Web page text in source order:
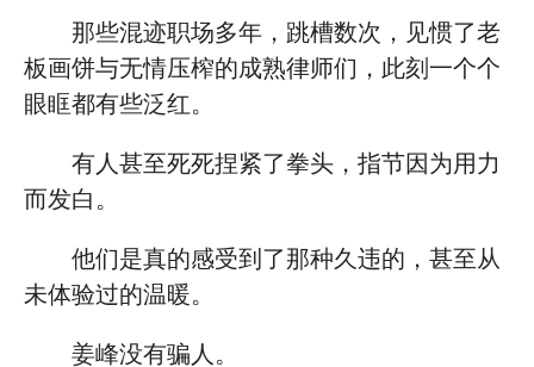
那些混迹职场多年，跳槽数次，见惯了老
板画饼与无情压榨的成熟律师们，此刻一个个
眼眶都有些泛红。
有人甚至死死捏紧了拳头，指节因为用力
而发白。
他们是真的感受到了那种久违的，甚至从
未体验过的温暖。
姜峰没有骗人。